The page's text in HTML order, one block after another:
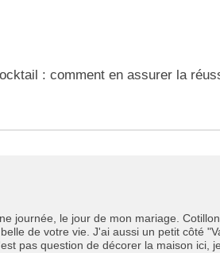
: comment en assurer la
journée, le jour de mon mariage.
de votre vie. J'ai aussi un petit côté
pas question de décorer la maison ici,